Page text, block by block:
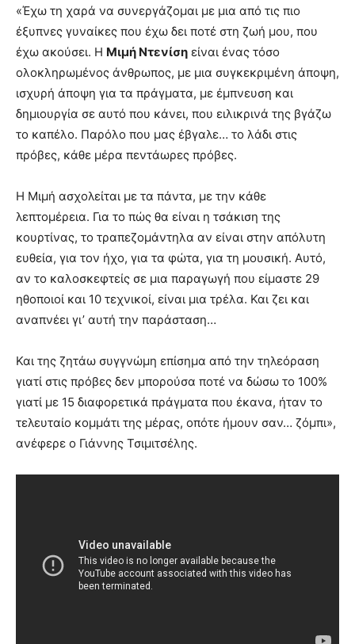
«Έχω τη χαρά να συνεργάζομαι με μια από τις πιο
έξυπνες γυναίκες που έχω δει ποτέ στη ζωή μου, που
έχω ακούσει. Η Μιμή Ντενίση είναι ένας τόσο
ολοκληρωμένος άνθρωπος, με μια συγκεκριμένη άποψη,
ισχυρή άποψη για τα πράγματα, με έμπνευση και
δημιουργία σε αυτό που κάνει, που ειλικρινά της βγάζω
το καπέλο. Παρόλο που μας έβγαλε… το λάδι στις
πρόβες, κάθε μέρα πεντάωρες πρόβες.
Η Μιμή ασχολείται με τα πάντα, με την κάθε
λεπτομέρεια. Για το πώς θα είναι η τσάκιση της
κουρτίνας, το τραπεζομάντηλα αν είναι στην απόλυτη
ευθεία, για τον ήχο, για τα φώτα, για τη μουσική. Αυτό,
αν το καλοσκεφτείς σε μια παραγωγή που είμαστε 29
ηθοποιοί και 10 τεχνικοί, είναι μια τρέλα. Και ζει και
αναπνέει γι’ αυτή την παράσταση…
Και της ζητάω συγγνώμη επίσημα από την τηλεόραση
γιατί στις πρόβες δεν μπορούσα ποτέ να δώσω το 100%
γιατί με 15 διαφορετικά πράγματα που έκανα, ήταν το
τελευταίο κομμάτι της μέρας, οπότε ήμουν σαν… ζόμπι»,
ανέφερε ο Γιάννης Τσιμιτσέλης.